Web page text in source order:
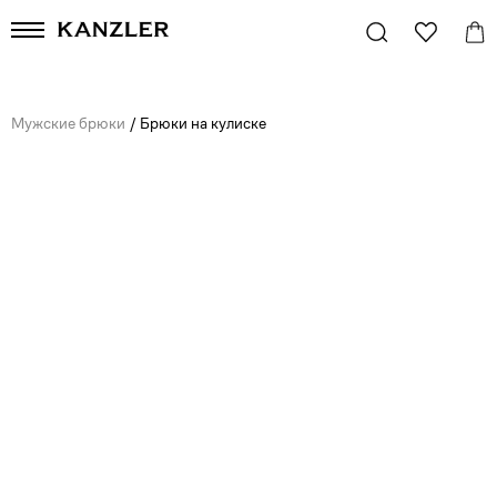
Мужские брюки / Брюки на кулиске